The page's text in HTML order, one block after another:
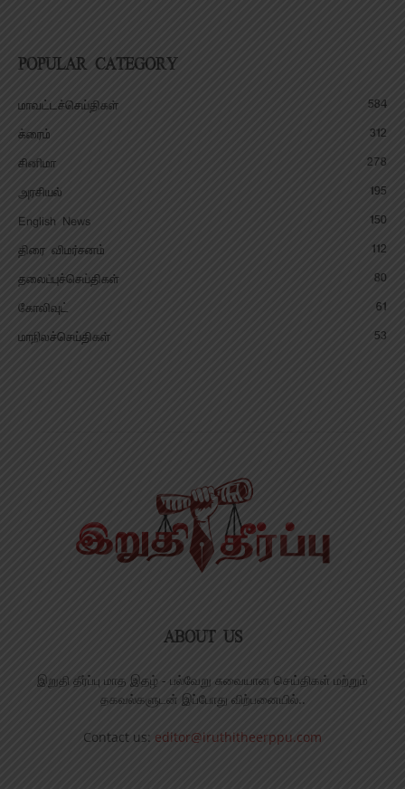
POPULAR CATEGORY
மாவட்டச்செய்திகள்
584
க்ரைம்
312
சினிமா
278
அரசியல்
195
English News
150
திரை விமர்சனம்
112
தலைப்புச்செய்திகள்
80
கோலிவுட்
61
மாநிலச்செய்திகள்
53
ABOUT US
இறுதி தீர்ப்பு மாத இதழ் - பல்வேறு சுவையான செய்திகள் மற்றும்
தகவல்களுடன் இப்போது விற்பனையில்..
Contact us: editor@iruthitheerppu.com